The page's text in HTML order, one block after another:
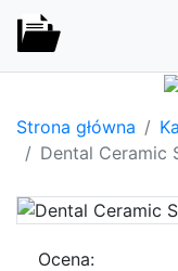
Strona główna
Dental Ceramic
Ocena: